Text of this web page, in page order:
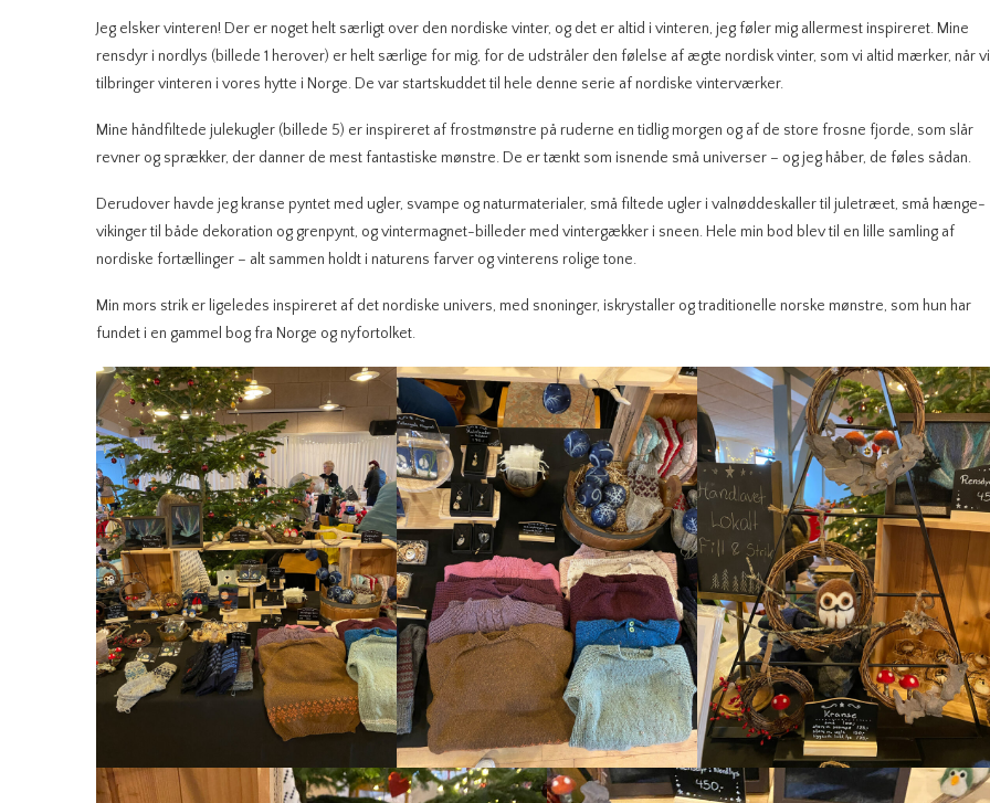
Jeg elsker vinteren! Der er noget helt særligt over den nordiske vinter, og det er altid i vinteren, jeg føler mig allermest inspireret. Mine
rensdyr i nordlys (billede 1 herover) er helt særlige for mig, for de udstråler den følelse af ægte nordisk vinter, som vi altid mærker, når vi
tilbringer vinteren i vores hytte i Norge. De var startskuddet til hele denne serie af nordiske vinterværker.
Mine håndfiltede julekugler (billede 5) er inspireret af frostmønstre på ruderne en tidlig morgen og af de store frosne fjorde, som slår
revner og sprækker, der danner de mest fantastiske mønstre. De er tænkt som isnende små universer – og jeg håber, de føles sådan.
Derudover havde jeg kranse pyntet med ugler, svampe og naturmaterialer, små filtede ugler i valnøddeskaller til juletræet, små hænge-
vikinger til både dekoration og grenpynt, og vintermagnet-billeder med vintergækker i sneen. Hele min bod blev til en lille samling af
nordiske fortællinger – alt sammen holdt i naturens farver og vinterens rolige tone.
Min mors strik er ligeledes inspireret af det nordiske univers, med snoninger, iskrystaller og traditionelle norske mønstre, som hun har
fundet i en gammel bog fra Norge og nyfortolket.